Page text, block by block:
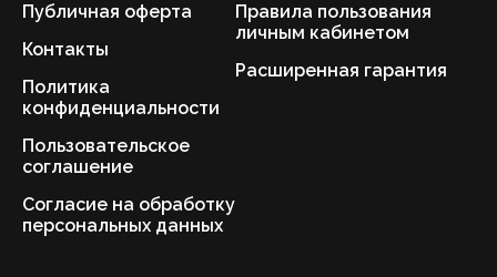
Публичная оферта
Контакты
Политика
конфиденциальности
Пользовательское
соглашение
Согласие на обработку
персональных данных
Правила пользования
личным кабинетом
Расширенная гарантия